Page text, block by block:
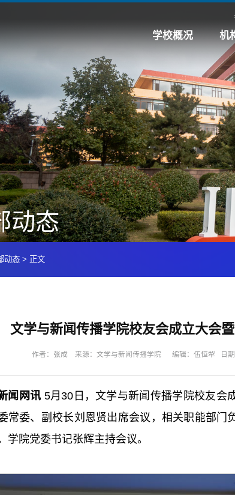
学校概况 机
动态
动态 > 正文
文学与新闻传播学院校友会成立大会
作者：张成 来源：文学与新闻传播学院 编辑：伍恒犁 日期
闻网讯 5月30日，文学与新闻传播学院校友会
常委、副校长刘恩贤出席会议，相关职能部门
学院党委书记张辉主持会议。